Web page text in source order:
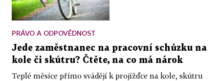
PRÁVO A ODPOVĚDNOST
Jede zaměstnanec na pracovní schůzku na
kole či skútru? Čtěte, na co má nárok
Teplé měsíce přímo svádějí k projížďce na kole, skútru